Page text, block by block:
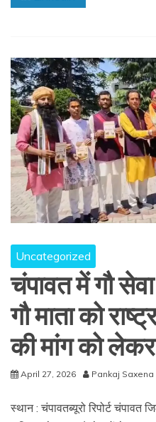
Uncategorized
चंपावत में गौ
गौ माता को
की मांग को लेकर
April 27, 2026 Pankaj Saxena
स्थान : चंपावतब्यूरो रिपोर्ट चंपावत